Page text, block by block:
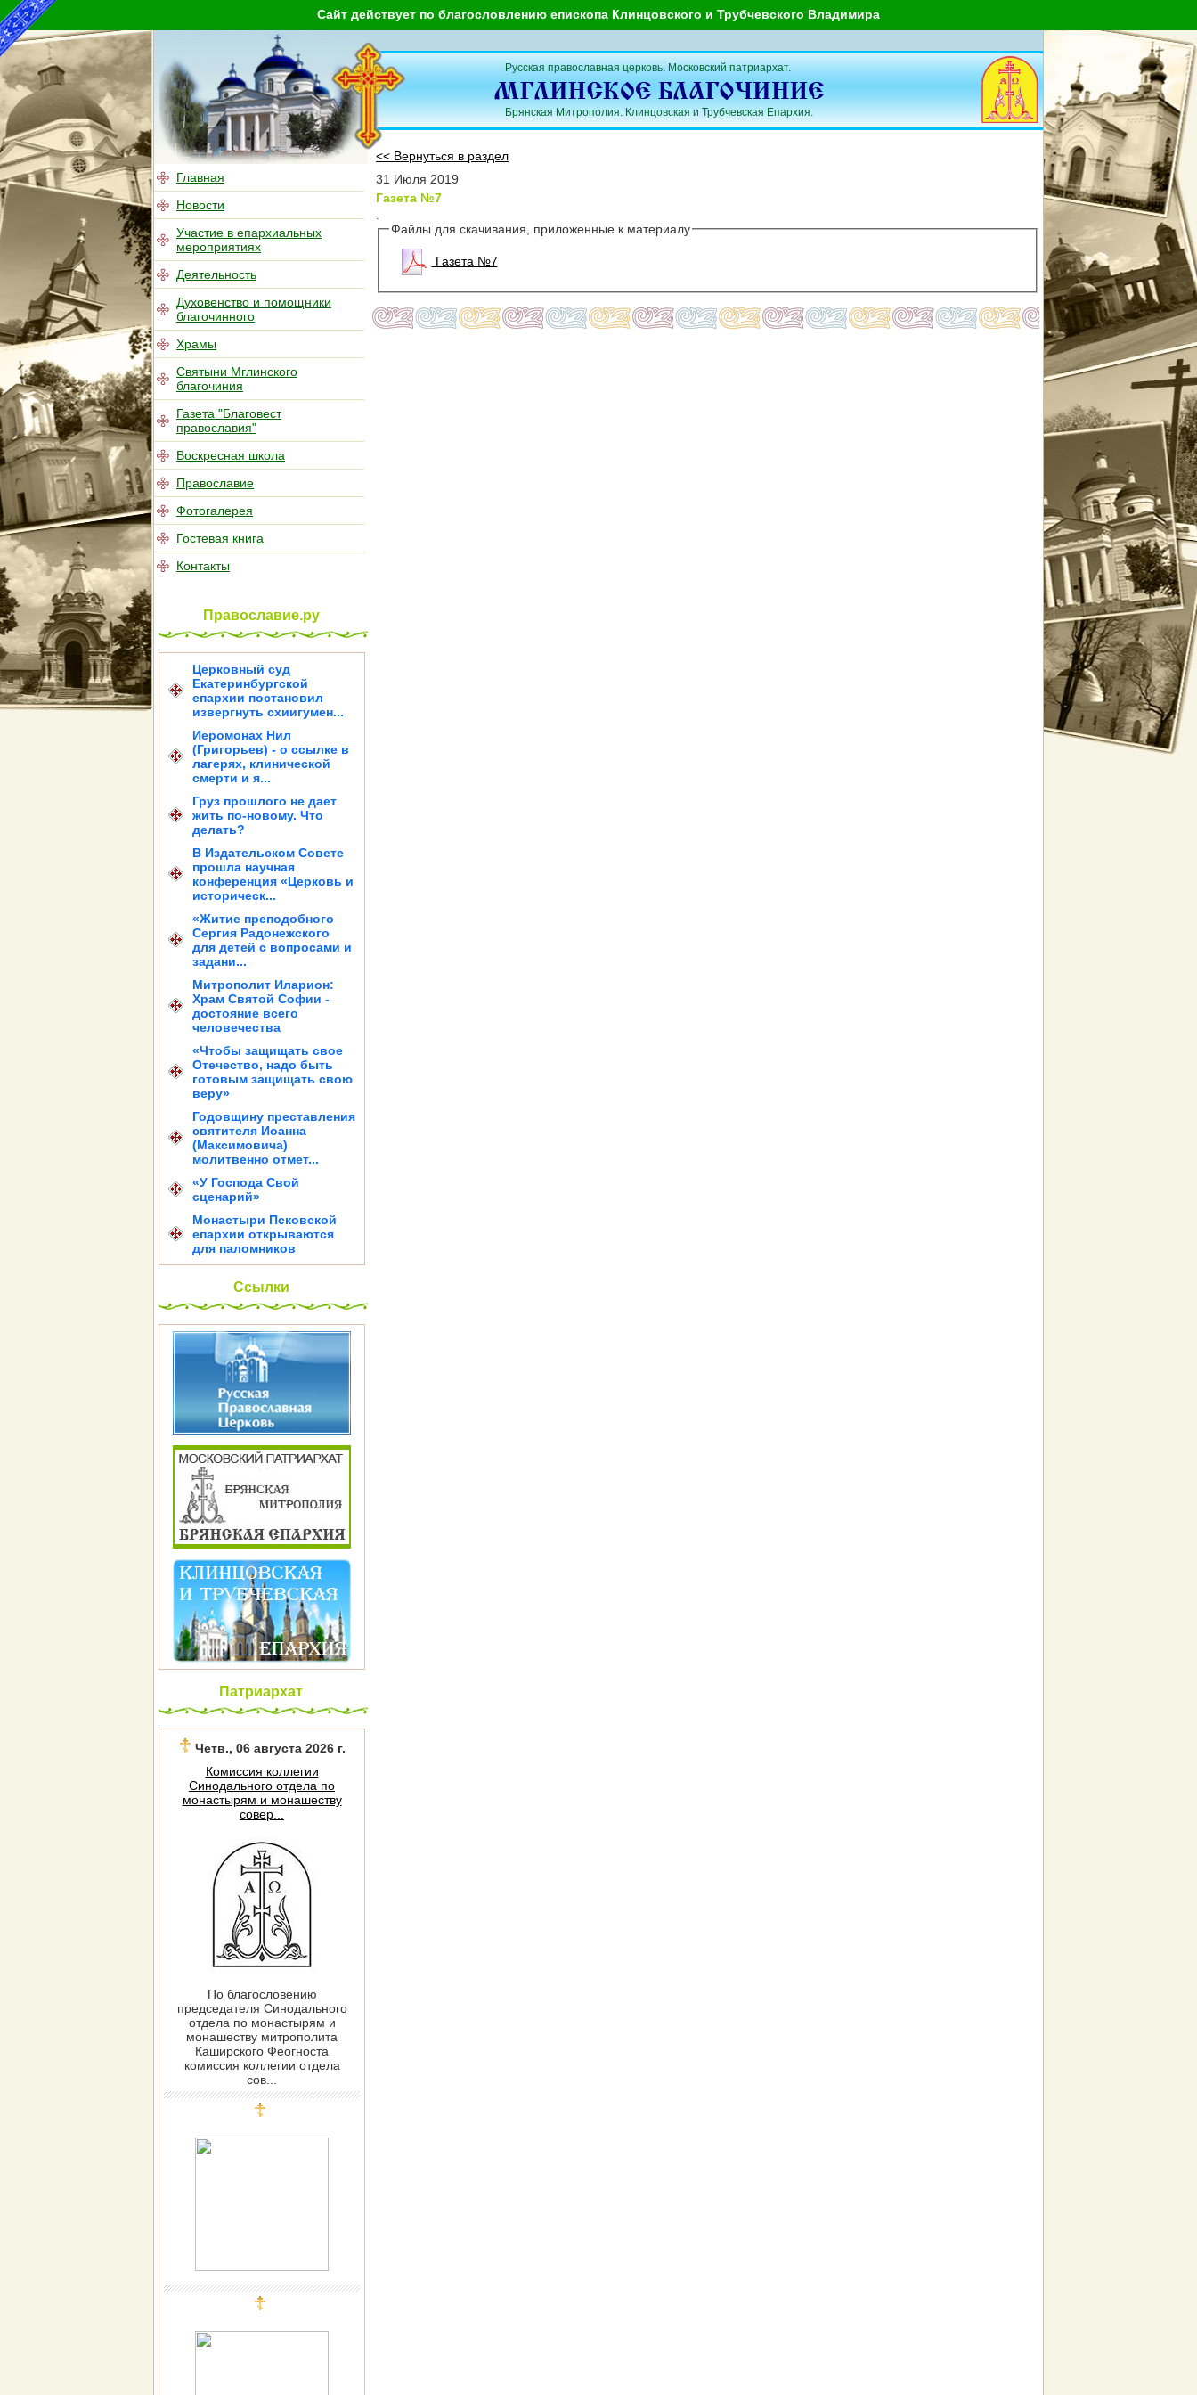
Сайт действует по благословлению епископа Клинцовского и Трубчевского Владимира
Главная
Новости
Участие в епархиальных
мероприятиях
Деятельность
Духовенство и помощники
благочинного
Храмы
Святыни Мглинского
благочиния
Газета "Благовест
православия"
Воскресная школа
Православие
Фотогалерея
Гостевая книга
Контакты
Православие.ру
Церковный суд
Екатеринбургской
епархии постановил
извергнуть схиигумен...
Иеромонах Нил
(Григорьев) - о ссылке в
лагерях, клинической
смерти и я...
Груз прошлого не дает
жить по-новому. Что
делать?
В Издательском Совете
прошла научная
конференция «Церковь и
историческ...
«Житие преподобного
Сергия Радонежского
для детей с вопросами и
задани...
Митрополит Иларион:
Храм Святой Софии -
достояние всего
человечества
«Чтобы защищать свое
Отечество, надо быть
готовым защищать свою
веру»
Годовщину преставления
святителя Иоанна
(Максимовича)
молитвенно отмет...
«У Господа Свой
сценарий»
Монастыри Псковской
епархии открываются
для паломников
Ссылки
Патриархат
Четв., 06 августа 2026 г.
Комиссия коллегии
Синодального отдела по
монастырям и монашеству
совер...
По благословению
председателя Синодального
отдела по монастырям и
монашеству митрополита
Каширского Феогноста
комиссия коллегии отдела
сов...
Русская православная церковь. Московский патриархат.
Брянская Митрополия. Клинцовская и Трубчевская Епархия.
<< Вернуться в раздел
31 Июля 2019
Газета №7
Файлы для скачивания, приложенные к материалу
Газета №7